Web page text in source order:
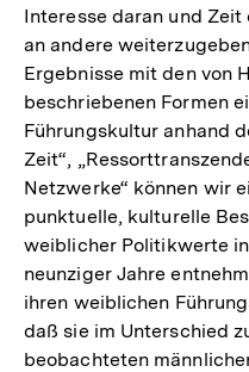
Interesse daran und
an andere
Ergebnisse mit den von
beschriebenen Formen
Führungskultur anhand
Zeit“,
Netzwerke“ können wir
punktuelle, kulturelle
weiblicher Politikwerte
neunziger Jahre
ihren weiblichen
daß sie im Unterschied
beobachteten